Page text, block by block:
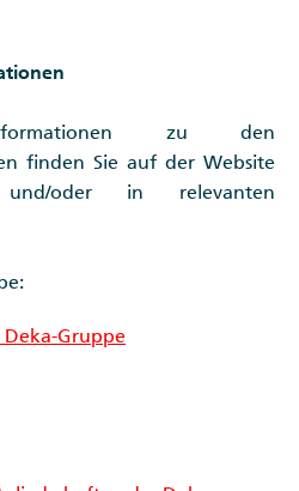
zu den
finden Sie auf der Website
oder in relevanten
Deka-Gruppe